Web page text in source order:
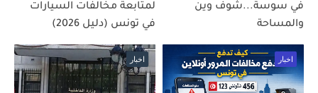
في سوسة...شوف وين
والمساحة
لمتابعة مخالفات السيارات
في تونس (دليل 2026)
اخبار اخبار